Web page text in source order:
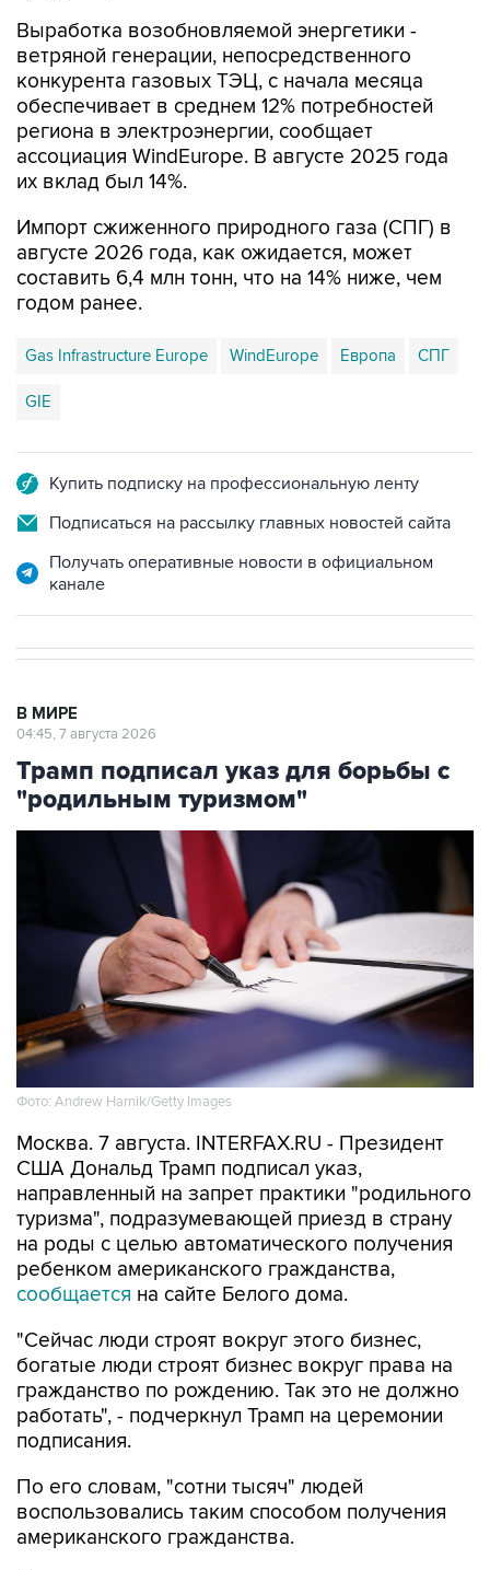
Выработка возобновляемой энергетики -
ветряной генерации, непосредственного
конкурента газовых ТЭЦ, с начала месяца
обеспечивает в среднем 12% потребностей
региона в электроэнергии, сообщает
ассоциация WindEurope. В августе 2025 года
их вклад был 14%.
Импорт сжиженного природного газа (СПГ) в
августе 2026 года, как ожидается, может
составить 6,4 млн тонн, что на 14% ниже, чем
годом ранее.
Gas Infrastructure Europe WindEurope Европа СПГ
GIE
Купить подписку на профессиональную ленту
Подписаться на рассылку главных новостей сайта
Получать оперативные новости в официальном
канале
В МИРЕ
04:45, 7 августа 2026
Трамп подписал указ для борьбы с
"родильным туризмом"
Фото: Andrew Harnik/Getty Images
Москва. 7 августа. INTERFAX.RU - Президент
США Дональд Трамп подписал указ,
направленный на запрет практики "родильного
туризма", подразумевающей приезд в страну
на роды с целью автоматического получения
ребенком американского гражданства,
сообщается на сайте Белого дома.
"Сейчас люди строят вокруг этого бизнес,
богатые люди строят бизнес вокруг права на
гражданство по рождению. Так это не должно
работать", - подчеркнул Трамп на церемонии
подписания.
По его словам, "сотни тысяч" людей
воспользовались таким способом получения
американского гражданства.